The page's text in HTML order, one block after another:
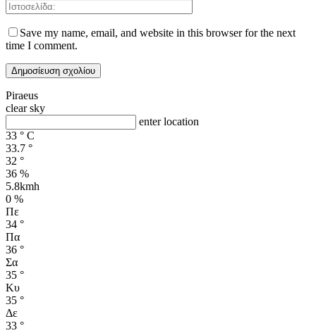
Save my name, email, and website in this browser for the next
time I comment.
Piraeus
clear sky
enter location
33 ° C
33.7 °
32 °
36 %
5.8kmh
0 %
Πε
34 °
Πα
36 °
Σα
35 °
Κυ
35 °
Δε
33 °